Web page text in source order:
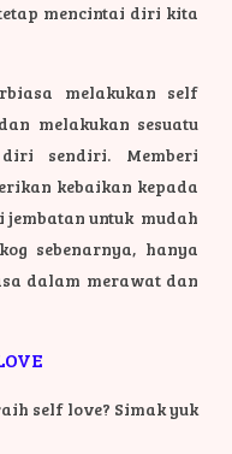
mencintai diri kita
melakukan self
melakukan sesuatu
sendiri. Memberi
kebaikan kepada
untuk mudah
sebenarnya, hanya
dalam merawat dan
self love? Simak yuk